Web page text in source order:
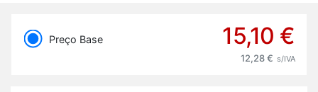
Preço Base 15,10 €
12,28 € s/IVA